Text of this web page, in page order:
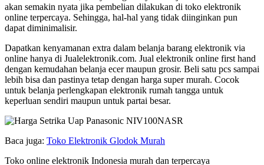
akan semakin nyata jika pembelian dilakukan di toko elektronik
online terpercaya. Sehingga, hal-hal yang tidak diinginkan pun
dapat diminimalisir.
Dapatkan kenyamanan extra dalam belanja barang elektronik via
online hanya di Jualelektronik.com. Jual elektronik online first hand
dengan kemudahan belanja ecer maupun grosir. Beli satu pcs sampai
lebih bisa dan pastinya tetap dengan harga super murah. Cocok
untuk belanja perlengkapan elektronik rumah tangga untuk
keperluan sendiri maupun untuk partai besar.
Baca juga: Toko Elektronik Glodok Murah
Toko online elektronik Indonesia murah dan terpercaya